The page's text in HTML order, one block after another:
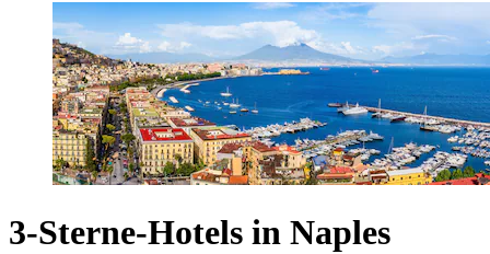
3-Sterne-Hotels in Naples